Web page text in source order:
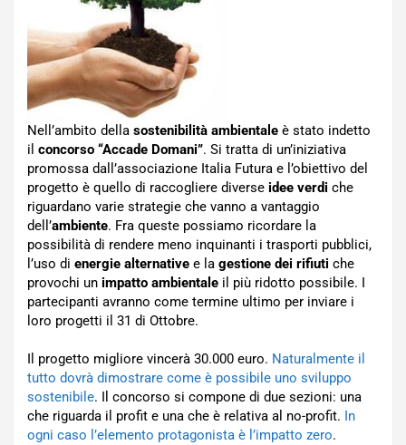
Nell’ambito della sostenibilità ambientale è stato indetto
il concorso “Accade Domani”. Si tratta di un’iniziativa
promossa dall’associazione Italia Futura e l’obiettivo del
progetto è quello di raccogliere diverse idee verdi che
riguardano varie strategie che vanno a vantaggio
dell’ambiente. Fra queste possiamo ricordare la
possibilità di rendere meno inquinanti i trasporti pubblici,
l’uso di energie alternative e la gestione dei rifiuti che
provochi un impatto ambientale il più ridotto possibile. I
partecipanti avranno come termine ultimo per inviare i
loro progetti il 31 di Ottobre.
Il progetto migliore vincerà 30.000 euro. Naturalmente il
tutto dovrà dimostrare come è possibile uno sviluppo
sostenibile. Il concorso si compone di due sezioni: una
che riguarda il profit e una che è relativa al no-profit. In
ogni caso l’elemento protagonista è l’impatto zero.